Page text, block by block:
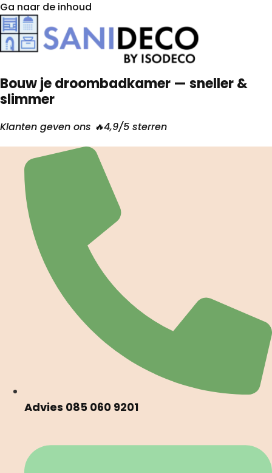
Ga naar de inhoud
Bouw je droombadkamer — sneller &
slimmer
Klanten geven ons 🔥4,9/5 sterren
Advies 085 060 9201